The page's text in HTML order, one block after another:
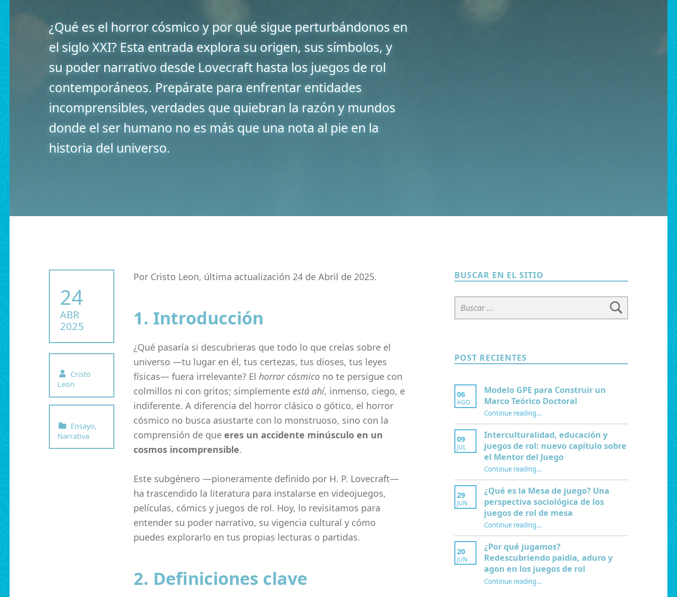
¿Qué es el horror cósmico y por qué sigue perturbándonos en
el siglo XXI? Esta entrada explora su origen, sus símbolos, y
su poder narrativo desde Lovecraft hasta los juegos de rol
contemporáneos. Prepárate para enfrentar entidades
incomprensibles, verdades que quiebran la razón y mundos
donde el ser humano no es más que una nota al pie en la
historia del universo.
24
ABR
2025
Written by:
Cristo
Leon
Ensayo,
Narrativa
Por Cristo Leon, última actualización 24 de Abril de 2025.
1. Introducción
¿Qué pasaría si descubrieras que todo lo que creías sobre el
universo —tu lugar en él, tus certezas, tus dioses, tus leyes
físicas— fuera irrelevante? Elhorror cósmico no te persigue con
colmillos ni con gritos; simplemente está ahí, inmenso, ciego, e
indiferente. A diferencia del horror clásico o gótico, el horror
cósmico no busca asustarte con lo monstruoso, sino con la
comprensión de que eres un accidente minúsculo en un
cosmos incomprensible.
Este subgénero —pioneramente definido por H. P. Lovecraft—
ha trascendido la literatura para instalarse en videojuegos,
películas, cómics y juegos de rol. Hoy, lo revisitamos para
entender su poder narrativo, su vigencia cultural y cómo
puedes explorarlo en tus propias lecturas o partidas.
2. Definiciones clave
BUSCAR EN EL SITIO
Buscar:
POST RECIENTES
06
AGO
Modelo GPE para Construir un
Marco Teórico Doctoral
Continue reading“Modelo GPE para Construir un Marco Teórico Doctoral”
…
09
JUL
Interculturalidad, educación y
juegos de rol: nuevo capítulo sobre
el Mentor del Juego
Continue reading“Interculturalidad, educación y juegos de rol: nuevo capítulo sobre el Mentor del Juego”
…
29
JUN
¿Qué es la Mesa de juego? Una
perspectiva sociológica de los
juegos de rol de mesa
Continue reading“¿Qué es la Mesa de juego? Una perspectiva sociológica de los juegos de rol de mesa”
…
20
JUN
¿Por qué jugamos?
Redescubriendo paidia, aduro y
agon en los juegos de rol
Continue reading“¿Por qué jugamos? Redescubriendo paidia, aduro y agon en los juegos de rol”
…